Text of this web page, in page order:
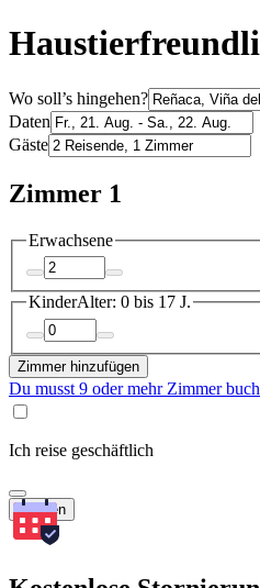
Wo soll’s hingehen?
Daten
Gäste
Zimmer 1
Erwachsene
KinderAlter: 0 bis 17 J.
Zimmer hinzufügen
Du musst 9 oder mehr Zimmer
Ich reise geschäftlich
Suchen